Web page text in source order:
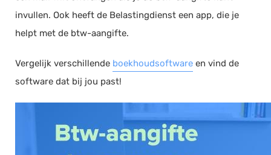
invullen. Ook heeft de Belastingdienst een app, die je
helpt met de btw-aangifte.
Vergelijk verschillende boekhoudsoftware en vind de
software dat bij jou past!